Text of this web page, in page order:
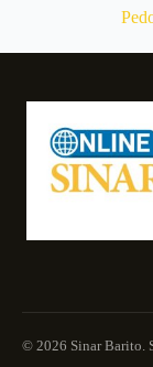
© 2026 Sinar Barito.